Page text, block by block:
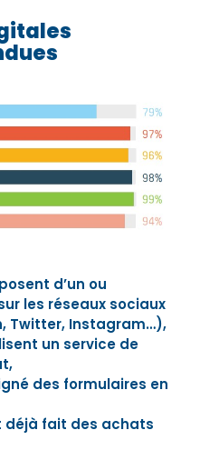
d’un ou
les réseaux sociaux
Twitter, Instagram…),
un service de
des formulaires en
déjà fait des achats